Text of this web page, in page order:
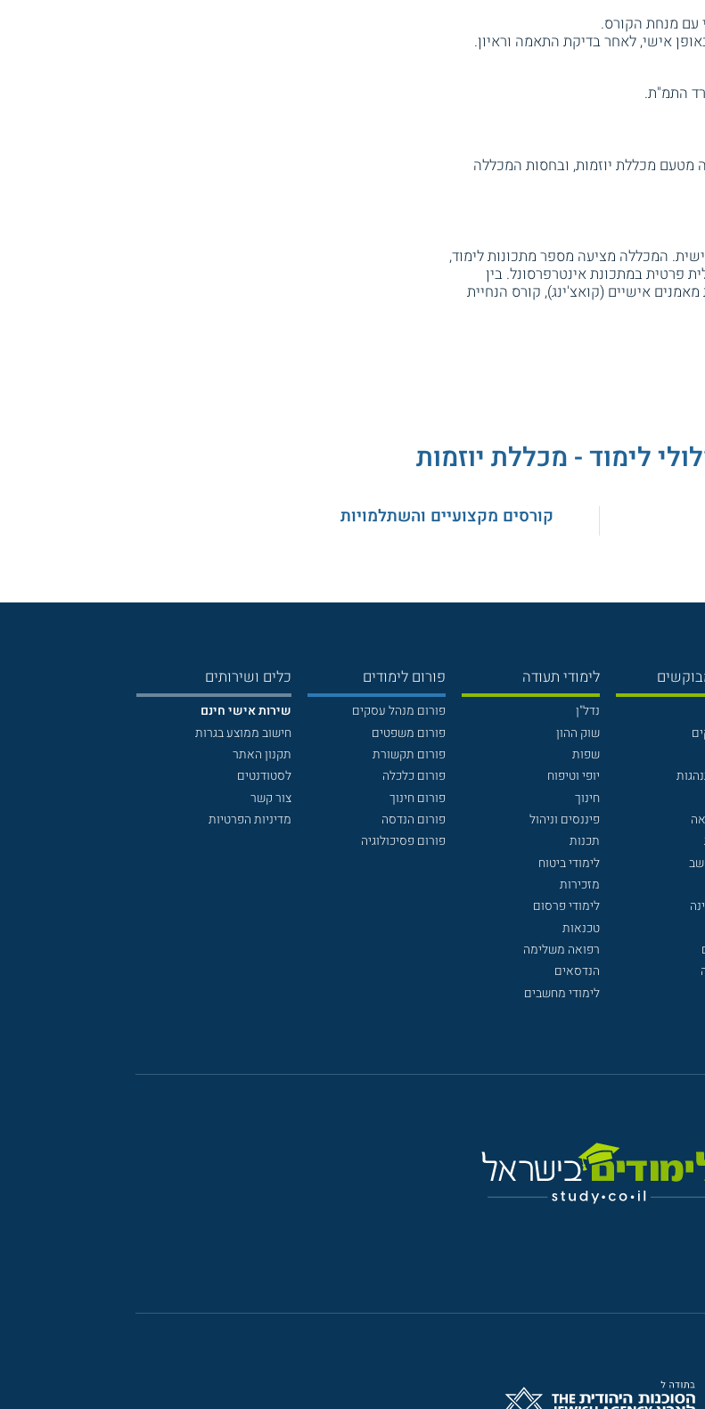
עם מנחת הקורס.
אישי, לאחר בדיקת התאמה וראיון.
התמ"ת.
מטעם מכללת יוזמות, ובחסות המכללה
המכללה מציעה מספר מתכונות לימוד,
פרטית במתכונת אינטרפרסונל. בין
אישיים (קואצ'ינג), קורס הנחיית
לימוד - מכללת יוזמות
קורסים מקצועיים והשתלמויות
לימודי תעודה
נדל"ן
שוק ההון
שפות
יופי וטיפוח
חינוך
פיננסים וניהול
תכנות
לימודי ביטוח
מזכירות
לימודי פרסום
טכנאות
רפואה משלימה
הנדסאים
לימודי מחשבים
פורום לימודים
פורום מנהל עסקים
פורום משפטים
פורום תקשורת
פורום כלכלה
פורום חינוך
פורום הנדסה
פורום פסיכולוגיה
כלים ושירותים
שירות אישי חינם
חישוב ממוצע בגרות
תקנון האתר
לסטודנטים
צור קשר
מדיניות הפרטיות